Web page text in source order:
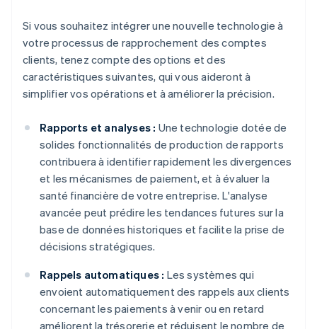
Si vous souhaitez intégrer une nouvelle technologie à
votre processus de rapprochement des comptes
clients, tenez compte des options et des
caractéristiques suivantes, qui vous aideront à
simplifier vos opérations et à améliorer la précision.
Rapports et analyses : Une technologie dotée de
solides fonctionnalités de production de rapports
contribuera à identifier rapidement les divergences
et les mécanismes de paiement, et à évaluer la
santé financière de votre entreprise. L'analyse
avancée peut prédire les tendances futures sur la
base de données historiques et facilite la prise de
décisions stratégiques.
Rappels automatiques : Les systèmes qui
envoient automatiquement des rappels aux clients
concernant les paiements à venir ou en retard
améliorent la trésorerie et réduisent le nombre de